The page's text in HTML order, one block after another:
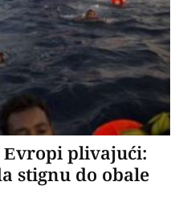
plivajući:
stignu do obale